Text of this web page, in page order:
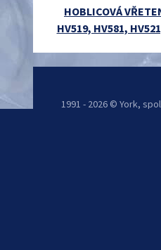
HOBLICOVÁ
HV519, HV581,
1991 - 2026 © York,